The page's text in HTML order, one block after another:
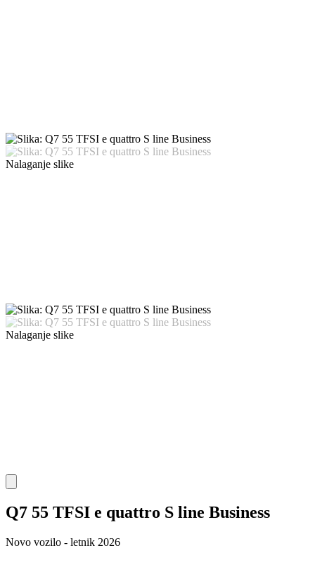
Nalaganje slike
Nalaganje slike
Q7 55 TFSI e quattro S line Business
Novo vozilo - letnik 2026